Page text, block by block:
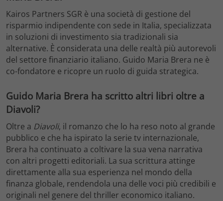
Kairos Partners SGR è una società di gestione del
risparmio indipendente con sede in Italia, specializzata
in soluzioni di investimento sia tradizionali sia
alternative. È considerata una delle realtà più autorevoli
del settore finanziario italiano. Guido Maria Brera ne è
co-fondatore e ricopre un ruolo di guida strategica.
Guido Maria Brera ha scritto altri libri oltre a
Diavoli?
Oltre a Diavoli, il romanzo che lo ha reso noto al grande
pubblico e che ha ispirato la serie tv internazionale,
Brera ha continuato a coltivare la sua vena narrativa
con altri progetti editoriali. La sua scrittura attinge
direttamente alla sua esperienza nel mondo della
finanza globale, rendendola una delle voci più credibili e
originali nel genere del thriller economico italiano.